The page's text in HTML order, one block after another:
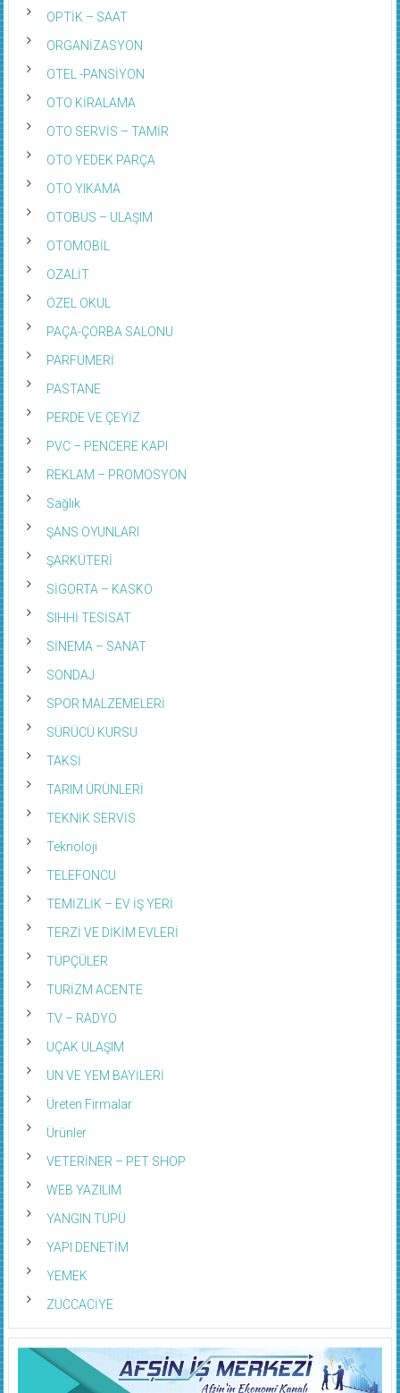
OPTİK – SAAT
ORGANİZASYON
OTEL -PANSİYON
OTO KİRALAMA
OTO SERVİS – TAMİR
OTO YEDEK PARÇA
OTO YIKAMA
OTOBÜS – ULAŞIM
OTOMOBİL
OZALİT
ÖZEL OKUL
PAÇA-ÇORBA SALONU
PARFÜMERİ
PASTANE
PERDE VE ÇEYİZ
PVC – PENCERE KAPI
REKLAM – PROMOSYON
Sağlık
ŞANS OYUNLARI
ŞARKÜTERİ
SİGORTA – KASKO
SIHHİ TESİSAT
SİNEMA – SANAT
SONDAJ
SPOR MALZEMELERİ
SÜRÜCÜ KURSU
TAKSİ
TARIM ÜRÜNLERİ
TEKNİK SERVİS
Teknoloji
TELEFONCU
TEMİZLİK – EV İŞ YERİ
TERZİ VE DİKİM EVLERİ
TÜPÇÜLER
TURİZM ACENTE
TV – RADYO
UÇAK ULAŞIM
UN VE YEM BAYİLERİ
Üreten Firmalar
Ürünler
VETERİNER – PET SHOP
WEB YAZILIM
YANGIN TÜPÜ
YAPI DENETİM
YEMEK
ZÜCCACİYE